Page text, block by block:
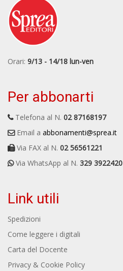
Orari: 9/13 - 14/18 lun-ven
Per abbonarti
Telefona al N. 02 87168197
Email a abbonamenti@sprea.it
Via FAX al N. 02 56561221
Via WhatsApp al N. 329 3922420
Link utili
Spedizioni
Come leggere i digitali
Carta del Docente
Privacy & Cookie Policy